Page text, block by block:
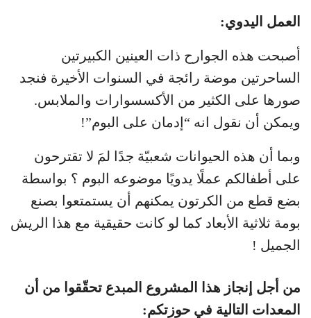
العمل اليدوي:
أصبحت هذه الجوارح ذات العينين الكبيرتين
الساحرتين موضة رائجة في السنوات الأخيرة فنجد
صورها على الكثير من الأكسسوارات والملابس.
ويمكن أن نقول انه “إدمان على البوم”!
وبما أن هذه الحيوانات شعبيّة جدًا لمَ لا تقترحون
على أطفالكم عملًا يدويًا موضوعه البوم ؟ بواسطة
بضع قطع من الكرتون يمكنهم أن يستمتعوا بصنع
بومة ثلاثية الأبعاد كما لو كانت حقيقية مع هذا الريش
الجميل !
من أجل إنجاز هذا المشروع المبدع تحقّقوا من أن
المعدات التالية في حوزتكم: